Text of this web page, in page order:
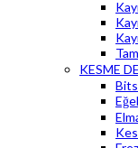
KESME